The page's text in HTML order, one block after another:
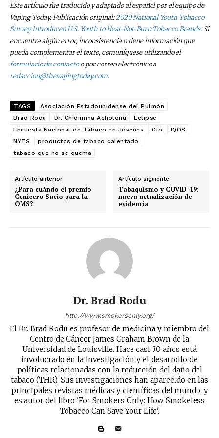
No te pierdas de las
Este artículo fue traducido y adaptado al español por el equipo de
Vaping Today. Publicación original:2020 National Youth Tobacco
Survey Introduced U.S. Youth to Heat-Not-Burn Tobacco Brands. Si
encuentra algún error, inconsistencia o tiene información que
pueda complementar el texto, comuníquese utilizando el
formulario de contactoo por correo electrónico a
redaccion@thevapingtoday.com.
TAGS
Asociación Estadounidense del Pulmón
Brad Rodu
Dr. Chidimma Acholonu
Eclipse
Encuesta Nacional de Tabaco en Jóvenes
Glo
IQOS
NYTS
productos de tabaco calentado
tabaco que no se quema
Artículo anterior
¿Para cuándo el premio
Cenicero Sucio para la
OMS?
Artículo siguiente
Tabaquismo y COVID-19:
nueva actualización de
evidencia
Dr. Brad Rodu
http://www.smokersonly.org/
El Dr. Brad Rodu es profesor de medicina y miembro del
Centro de Cáncer James Graham Brown de la
Universidad de Louisville. Hace casi 30 años está
involucrado en la investigación y el desarrollo de
políticas relacionadas con la reducción del daño del
tabaco (THR). Sus investigaciones han aparecido en las
principales revistas médicas y científicas del mundo, y
es autor del libro 'For Smokers Only: How Smokeless
Tobacco Can Save Your Life'.